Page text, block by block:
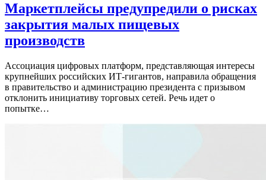
Маркетплейсы предупредили о рисках
закрытия малых пищевых
производств
Ассоциация цифровых платформ, представляющая интересы
крупнейших российских ИТ-гигантов, направила обращения
в правительство и администрацию президента с призывом
отклонить инициативу торговых сетей. Речь идет о
попытке…